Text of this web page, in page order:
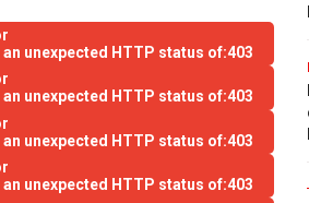
unexpected HTTP status of:403
unexpected HTTP status of:403
unexpected HTTP status of:403
unexpected HTTP status of:403